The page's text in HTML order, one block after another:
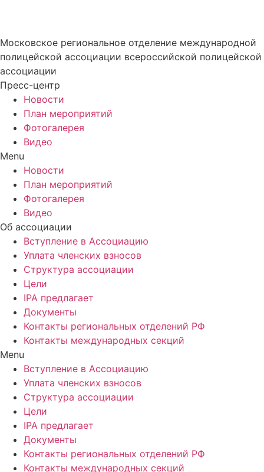
Московское региональное отделение международной
полицейской ассоциации всероссийской полицейской
ассоциации
Пресс-центр
Новости
План мероприятий
Фотогалерея
Видео
Menu
Новости
План мероприятий
Фотогалерея
Видео
Об ассоциации
Вступление в Ассоциацию
Уплата членских взносов
Структура ассоциации
Цели
IPA предлагает
Документы
Контакты региональных отделений РФ
Контакты международных секций
Menu
Вступление в Ассоциацию
Уплата членских взносов
Структура ассоциации
Цели
IPA предлагает
Документы
Контакты региональных отделений РФ
Контакты международных секций